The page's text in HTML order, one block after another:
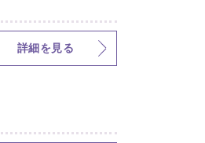
詳細を見る